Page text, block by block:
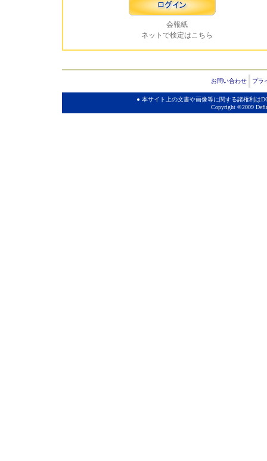
会報紙
ネットで検定はこちら
お問い合わせ プラ
● 本サイト上の文書や画像等に関する諸権利は
Copyright ©2009